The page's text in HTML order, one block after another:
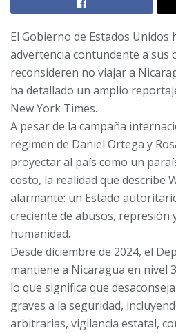
El Gobierno de Estados Unidos
advertencia contundente a sus
reconsideren no viajar a
ha detallado un amplio
New York Times.
A pesar de la campaña
régimen de Daniel Ortega y
proyectar al país como un
costo, la realidad que describe
alarmante: un Estado
creciente de abusos, represión
humanidad.
Desde diciembre de 2024, el
mantiene a Nicaragua en nivel
lo que significa que
graves a la seguridad,
arbitrarias, vigilancia estatal,